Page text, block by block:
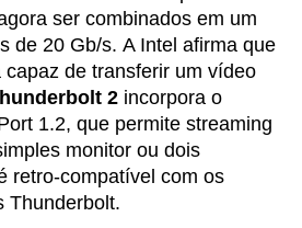
ser combinados em um
de 20 Gb/s. A Intel afirma que
de transferir um vídeo
2 incorpora o
1.2, que permite streaming
monitor ou dois
retro-compatível com os
Thunderbolt.